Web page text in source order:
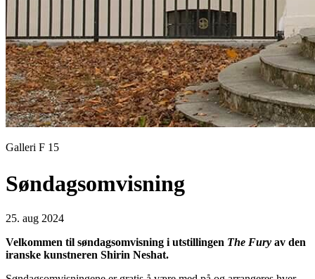
Galleri F 15
Søndagsomvisning
25. aug 2024
Velkommen til søndagsomvisning i utstillingen The Fury av den
iranske kunstneren Shirin Neshat.